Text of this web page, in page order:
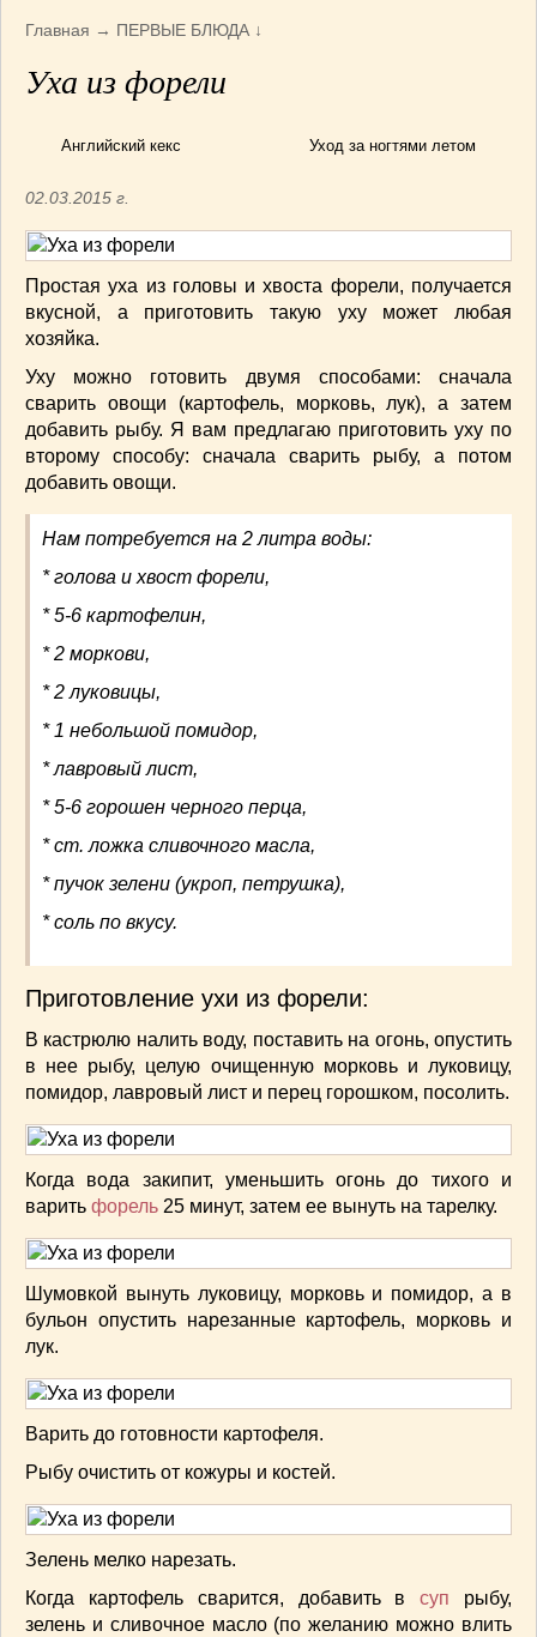
Армянская (4)
Грузинская(10)
Ирландские блюда
Корейская
Марокканская
Узбекская
Швейцарская
ПОСТНЫЕ БЛЮДА
(52)
САЛАТИКИ(132)
Мясные(33)
Овощные(52)
Рыбные(18)
СОУСЫ(6)
ПЕЧЕМ ВМЕСТЕ(257)
Блинчики(13)
Печенье
Пирожные
(13)
Торты(54)
Торты без выпечки
НАПИТКИ(26)
ИНТЕРЕСНЫЕ НОВОСТИ (38)
СТАТЬИ(272)
ЛЕЧЕБНЫЕ СВОЙСТВА ПИЩЕВЫХ РАСТЕНИЙ
(56)
СЕМЬЯ(107)
ДОМ и ДАЧА
(140)
ВАШИ РЕЦЕПТЫ(3)
ДЕТСКОЕ МЕНЮ(1)
ЛАЙФХАК(23)
МОДА (102)
японская кухня(1)
Главная → ПЕРВЫЕ БЛЮДА ↓
Уха из форели
Английский кекс Уход за ногтями летом
02.03.2015 г.
Простая уха из головы и хвоста форели, получается
вкусной, а приготовить такую уху может любая
хозяйка.
Уху можно готовить двумя способами: сначала
сварить овощи (картофель, морковь, лук), а затем
добавить рыбу. Я вам предлагаю приготовить уху по
второму способу: сначала сварить рыбу, а потом
добавить овощи.
Нам потребуется на 2 литра воды:
* голова и хвост форели,
* 5-6 картофелин,
* 2 моркови,
* 2 луковицы,
* 1 небольшой помидор,
* лавровый лист,
* 5-6 горошен черного перца,
* ст. ложка сливочного масла,
* пучок зелени (укроп, петрушка),
* соль по вкусу.
Приготовление ухи из форели:
В кастрюлю налить воду, поставить на огонь, опустить
в нее рыбу, целую очищенную морковь и луковицу,
помидор, лавровый лист и перец горошком, посолить.
Когда вода закипит, уменьшить огонь до тихого и
варить форель 25 минут, затем ее вынуть на тарелку.
Шумовкой вынуть луковицу, морковь и помидор, а в
бульон опустить нарезанные картофель, морковь и
лук.
Варить до готовности картофеля.
Рыбу очистить от кожуры и костей.
Зелень мелко нарезать.
Когда картофель сварится, добавить в суп рыбу,
зелень и сливочное масло (по желанию можно влить